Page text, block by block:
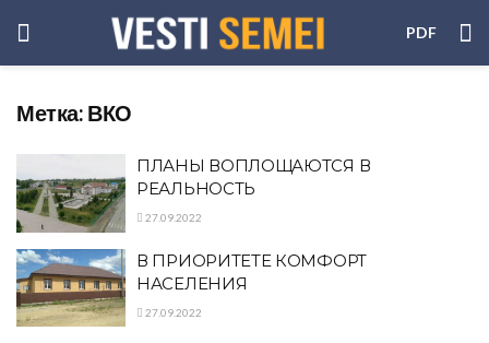
PDF
Метка: ВКО
ПЛАНЫ ВОПЛОЩАЮТСЯ В
РЕАЛЬНОСТЬ
27.09.2022
В ПРИОРИТЕТЕ КОМФОРТ
НАСЕЛЕНИЯ
27.09.2022